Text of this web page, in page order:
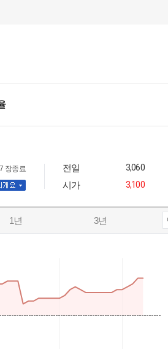
장종료 전일 3,060
시가 3,100
1년 3년